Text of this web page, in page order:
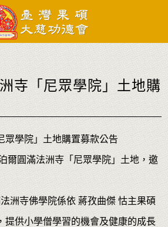
寺「尼眾學院」土地購
眾學院」土地購置募款公告
爾圓滿法洲寺「尼眾學院」土地，邀
洲寺佛學院係依 蔣孜曲傑 怙主果碩
提供小學僧學習的機會及健康的成長